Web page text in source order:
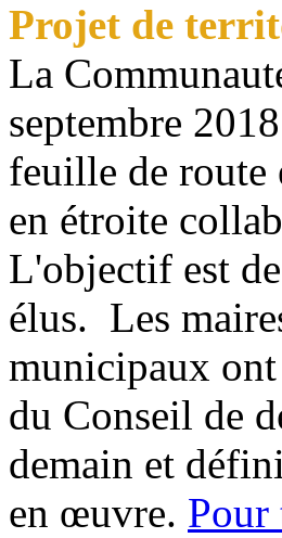
Projet de
La
septembre
feuille de route
en étroite
L'objectif est
élus. Les
municipaux ont
du Conseil de
demain et
en œuvre. Pour